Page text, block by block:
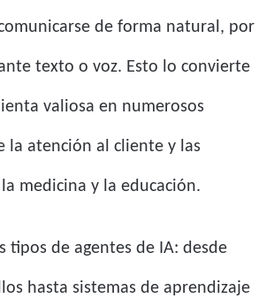
de forma natural, por
texto o voz. Esto lo convierte
valiosa en numerosos
la atención al cliente y las
medicina y la educación.
tipos de agentes de IA: desde
hasta sistemas de aprendizaje